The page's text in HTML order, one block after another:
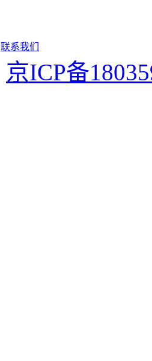
联系我们
京ICP备